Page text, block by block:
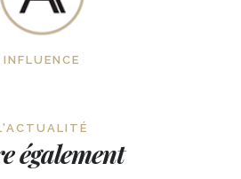
INFLUENCE
également